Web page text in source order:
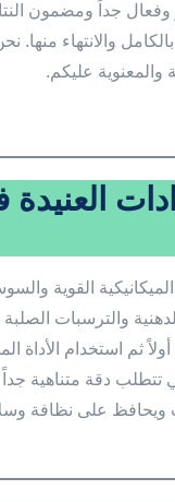
جداً ومضمون
والانتهاء
والمعنوية عليكم.
القوية
والترسبات
ثم استخدام الأداة
تتطلب دقة متناهية
ويحافظ على نظافة